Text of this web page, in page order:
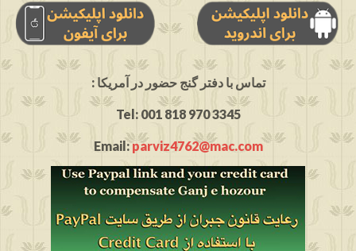
: تماس با دفتر گنج حضور در آمریکا
Tel: 001 818 970 3345
Email:parviz4762@mac.com